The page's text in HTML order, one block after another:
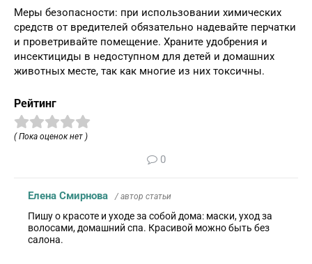
Меры безопасности: при использовании химических
средств от вредителей обязательно надевайте перчатки
и проветривайте помещение. Храните удобрения и
инсектициды в недоступном для детей и домашних
животных месте, так как многие из них токсичны.
Рейтинг
( Пока оценок нет )
0
Елена Смирнова / автор статьи
Пишу о красоте и уходе за собой дома: маски, уход за
волосами, домашний спа. Красивой можно быть без
салона.